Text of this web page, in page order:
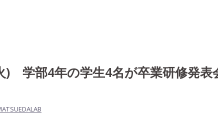
) 学部4年の学生4名が卒業研修発表